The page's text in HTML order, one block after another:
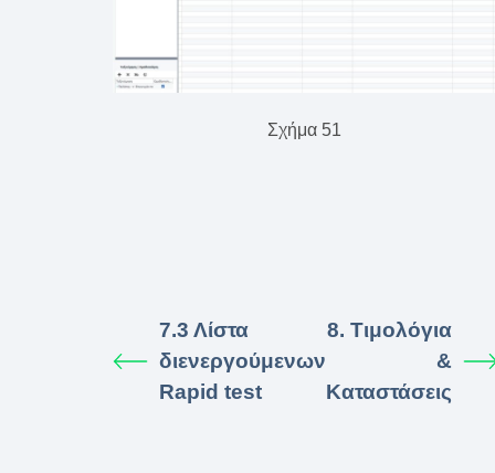
Σχήμα 51
7.3 Λίστα
διενεργούμενων
Rapid test
8. Τιμολόγια
&
Καταστάσεις